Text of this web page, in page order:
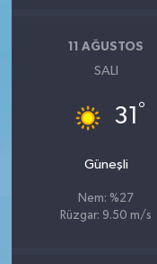
11 AĞUSTOS
SALI
31 °
Güneşli
Nem: %27
Rüzgar: 9.50 m/s